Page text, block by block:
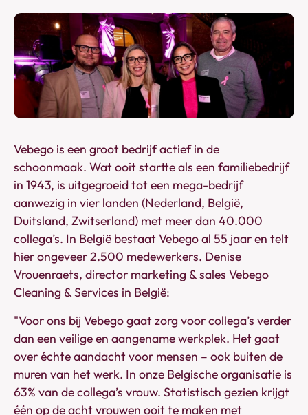
Vebego is een groot bedrijf actief in de
schoonmaak. Wat ooit startte als een familiebedrijf
in 1943, is uitgegroeid tot een mega-bedrijf
aanwezig in vier landen (Nederland, België,
Duitsland, Zwitserland) met meer dan 40.000
collega’s. In België bestaat Vebego al 55 jaar en telt
hier ongeveer 2.500 medewerkers. Denise
Vrouenraets, director marketing & sales Vebego
Cleaning & Services in België:
"Voor ons bij Vebego gaat zorg voor collega’s verder
dan een veilige en aangename werkplek. Het gaat
over échte aandacht voor mensen – ook buiten de
muren van het werk. In onze Belgische organisatie is
63% van de collega’s vrouw. Statistisch gezien krijgt
één op de acht vrouwen ooit te maken met